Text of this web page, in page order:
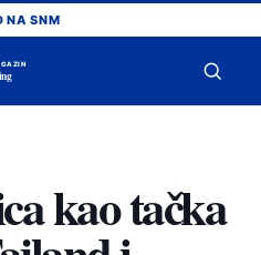
NA SNM
kao tačka